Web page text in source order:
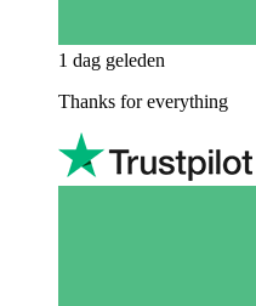
1 dag geleden
Thanks for everything